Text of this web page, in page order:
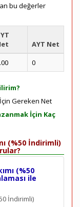
bu değerler
AYT Net
0
Gereken Net
İçin Kaç
(%50 İndirimli)
(%50
ile
İndirimli)